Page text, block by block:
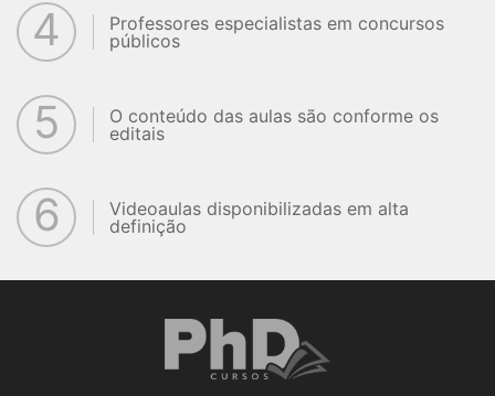
4
Professores especialistas em concursos
públicos
5
O conteúdo das aulas são conforme os
editais
6
Videoaulas disponibilizadas em alta
definição